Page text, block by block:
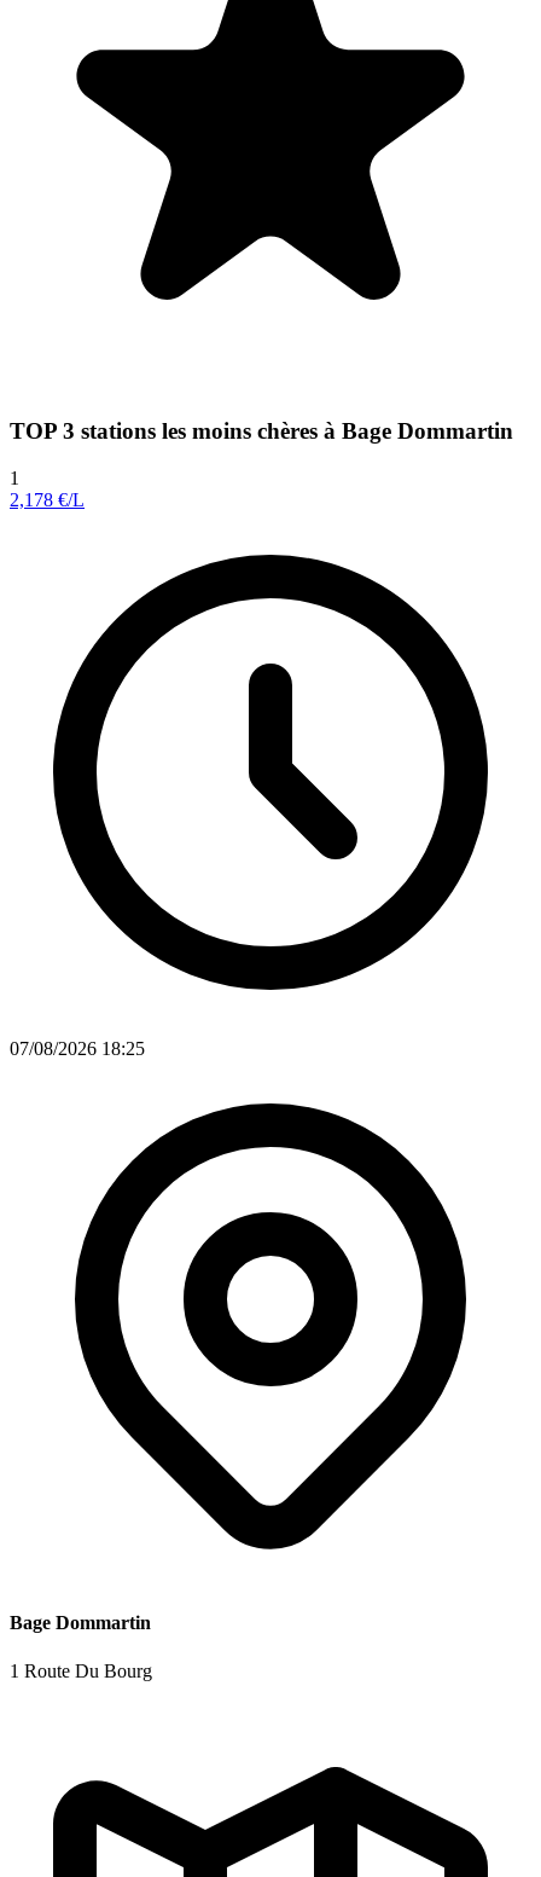
TOP 3 stations les moins chères à Bage Dommartin
1
2,178 €/L
07/08/2026 18:25
Bage Dommartin
1 Route Du Bourg